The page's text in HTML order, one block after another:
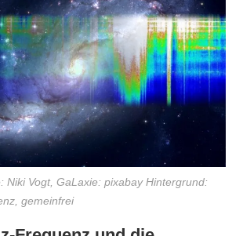
Niki Vogt, GaLaxie: pixabay Hintergrund:
gemeinfrei